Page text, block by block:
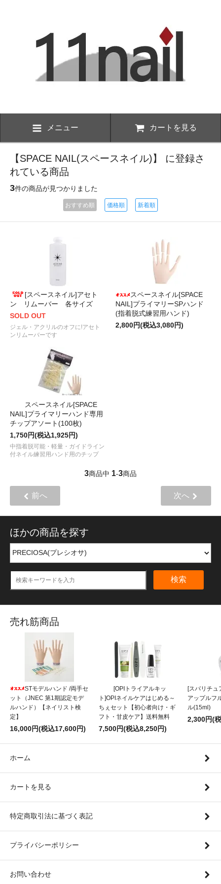
メニュー カートを見る
【SPACE NAIL(スペースネイル)】 に登録さ
れている商品
3件の商品が見つかりました
おすすめ順 価格順 新着順
[スペースネイル]アセト
ン リムーバー 各サイズ
SOLD OUT
ジェル・アクリルのオフに!アセト
ンリムーバーです
スペースネイル[SPACE
NAIL]プライマリーSPハンド
(指着脱式練習用ハンド)
2,800円(税込3,080円)
スペースネイル[SPACE
NAIL]プライマリーハンド専用
チップアソート(100枚)
1,750円(税込1,925円)
中指着脱可能・軽量・ガイドライン
付ネイル練習用ハンド用のチップ
3商品中 1-3商品
前へ 次へ
ほかの商品を探す
検索
売れ筋商品
STモデルハンド /両手セ
ット（JNEC 第1期認定モデ
ルハンド）【ネイリスト検
定】
16,000円(税込17,600円)
[OPIトライアルキッ
ト]OPIネイルケアはじめる～
ちぇセット【初心者向け・ギ
フト・甘皮ケア】送料無料
7,500円(税込8,250円)
[スパリチュ
アップルフ
ル(15ml)
2,300円(
ホーム
カートを見る
特定商取引法に基づく表記
プライバシーポリシー
お問い合わせ